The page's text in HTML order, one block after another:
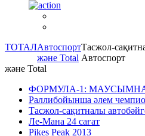
ТОТАЛАвтоспорт
және Total
Тасжол-
Автоспорт
және Total
ФОРМУЛА-1:
Раллибойынша әлем
Тасжол-сақитналы
Ле-Мана 24 сағат
Pikes Peak 2013